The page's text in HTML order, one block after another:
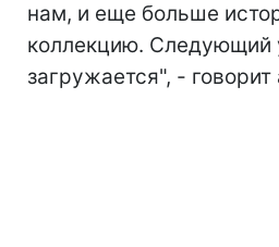
нам, и еще больше
коллекцию. Следующий
загружается", - говорит